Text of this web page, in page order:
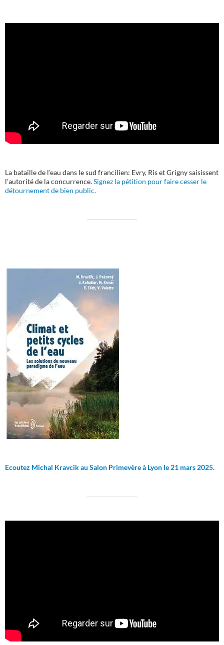
La bataille de l'eau dans le sud francilien: Evry, Ris et Grigny saisissent
l'autorité de la concurrence.Signez la pétition pour faire cesser le
détournement de bien public.
Ecoutez Michal Kravcik au Salon Primevère à Lyon le 21 mars 2025.